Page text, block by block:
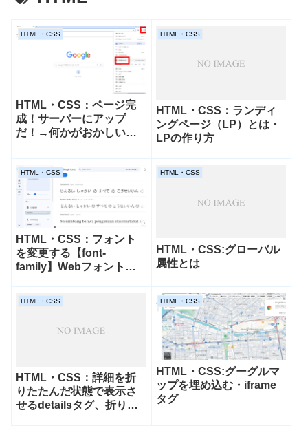
HTML・CSS
HTML・CSS：ページ完
成！サーバーにアップ
だ！→何かがおかしい…
ャッシュを削除しよう
HTML・CSS
HTML・CSS：ランディ
ングページ（LP）とは・
LPの作り方
HTML・CSS
HTML・CSS：フォント
を変更する【font-
family】Webフォント・
法
HTML・CSS
HTML・CSS:グローバル
属性とは
HTML・CSS
HTML・CSS：詳細を折
りたたんだ状態で表示さ
せるdetailsタグ、折りた
HTML・CSS
HTML・CSS:グーグルマ
ップを埋め込む・iframe
タグ